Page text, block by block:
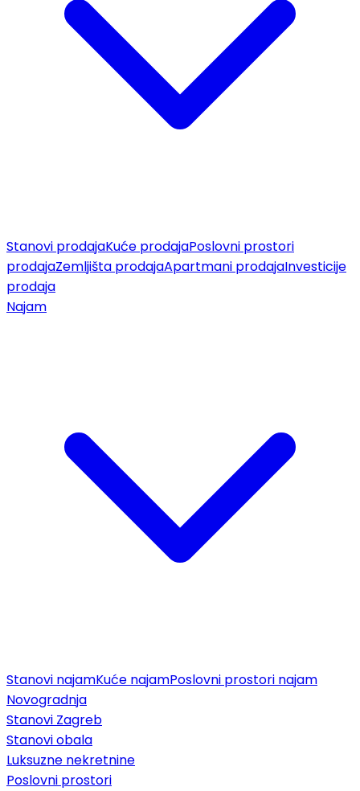
Stanovi prodajaKuće prodajaPoslovni prostori
prodajaZemljišta prodajaApartmani prodajaInvesticije
prodaja
Najam
Stanovi najamKuće najamPoslovni prostori najam
Novogradnja
Stanovi Zagreb
Stanovi obala
Luksuzne nekretnine
Poslovni prostori